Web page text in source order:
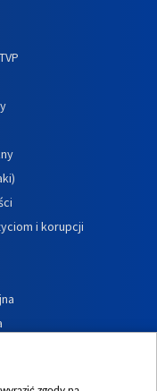
i korupcji